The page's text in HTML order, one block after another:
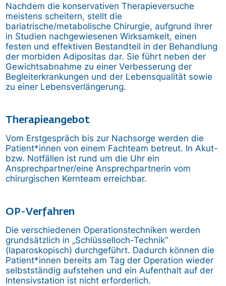
Nachdem die konservativen Therapieversuche
meistens scheitern, stellt die
bariatrische/metabolische Chirurgie, aufgrund ihrer
in Studien nachgewiesenen Wirksamkeit, einen
festen und effektiven Bestandteil in der Behandlung
der morbiden Adipositas dar. Sie führt neben der
Gewichtsabnahme zu einer Verbesserung der
Begleiterkrankungen und der Lebensqualität sowie
zu einer Lebensverlängerung.
Therapieangebot
Vom Erstgespräch bis zur Nachsorge werden die
Patient*innen von einem Fachteam betreut. In Akut-
bzw. Notfällen ist rund um die Uhr ein
Ansprechpartner/eine Ansprechpartnerin vom
chirurgischen Kernteam erreichbar.
OP-Verfahren
Die verschiedenen Operationstechniken werden
grundsätzlich in „Schlüsselloch-Technik“
(laparoskopisch) durchgeführt. Dadurch können die
Patient*innen bereits am Tag der Operation wieder
selbstständig aufstehen und ein Aufenthalt auf der
Intensivstation ist nicht erforderlich.